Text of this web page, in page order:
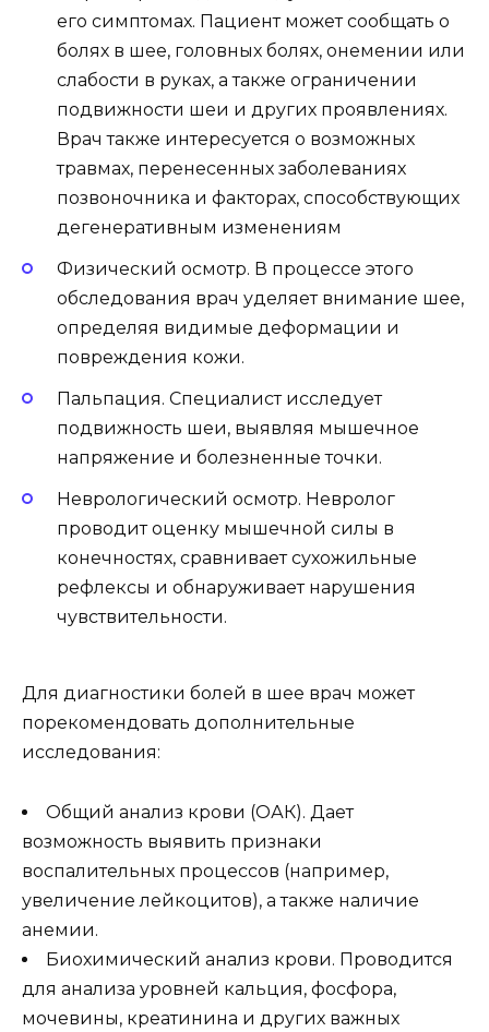
его симптомах. Пациент может сообщать о
болях в шее, головных болях, онемении или
слабости в руках, а также ограничении
подвижности шеи и других проявлениях.
Врач также интересуется о возможных
травмах, перенесенных заболеваниях
позвоночника и факторах, способствующих
дегенеративным изменениям
Физический осмотр. В процессе этого
обследования врач уделяет внимание шее,
определяя видимые деформации и
повреждения кожи.
Пальпация. Специалист исследует
подвижность шеи, выявляя мышечное
напряжение и болезненные точки.
Неврологический осмотр. Невролог
проводит оценку мышечной силы в
конечностях, сравнивает сухожильные
рефлексы и обнаруживает нарушения
чувствительности.
Для диагностики болей в шее врач может
порекомендовать дополнительные
исследования:
Общий анализ крови (ОАК). Дает
возможность выявить признаки
воспалительных процессов (например,
увеличение лейкоцитов), а также наличие
анемии.
Биохимический анализ крови. Проводится
для анализа уровней кальция, фосфора,
мочевины, креатинина и других важных